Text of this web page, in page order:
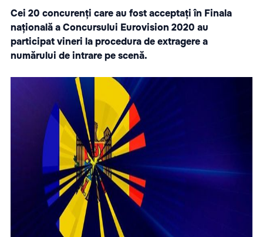
Cei 20 concurenți care au fost acceptați în Finala
națională a Concursului Eurovision 2020 au
participat vineri la procedura de extragere a
numărului de intrare pe scenă.